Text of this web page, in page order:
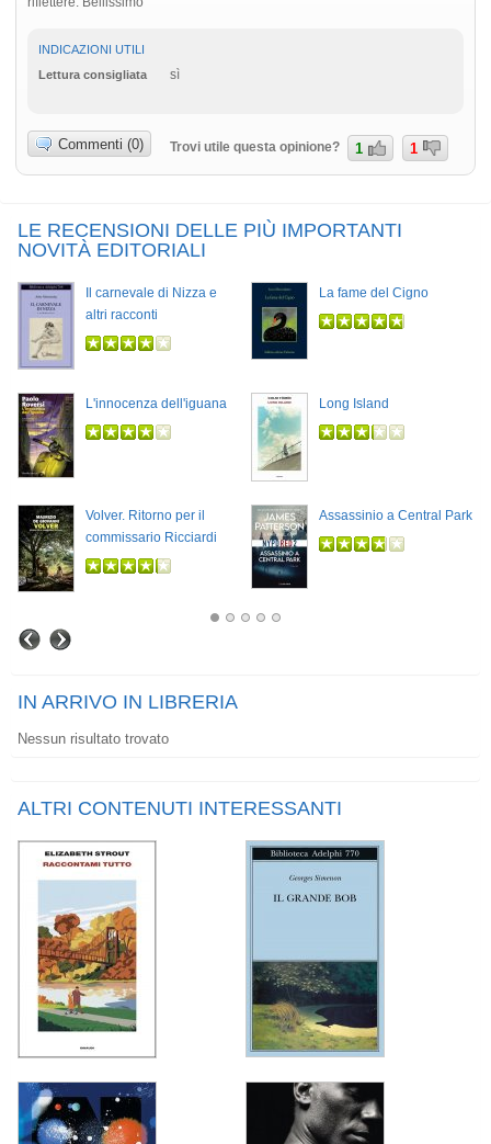
INDICAZIONI UTILI
Lettura consigliata
sì
Commenti (0) Trovi utile questa opinione? 1 1
LE RECENSIONI DELLE PIÙ IMPORTANTI
NOVITÀ EDITORIALI
Il carnevale di Nizza e
altri racconti
La fame del Cigno
L'innocenza dell'iguana Long Island
Volver. Ritorno per il
commissario Ricciardi
Assassinio a Central Park
IN ARRIVO IN LIBRERIA
Nessun risultato trovato
ALTRI CONTENUTI INTERESSANTI